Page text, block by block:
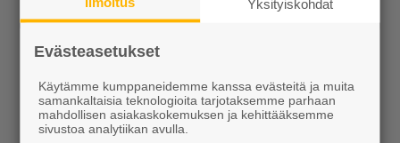
KEVEÄ tuotteet
Yksityiskohdat
Evästeasetukset
Käytämme kumppaneidemme kanssa evästeitä ja muita
samankaltaisia teknologioita tarjotaksemme parhaan
mahdollisen asiakaskokemuksen ja kehittääksemme
sivustoa analytiikan avulla.